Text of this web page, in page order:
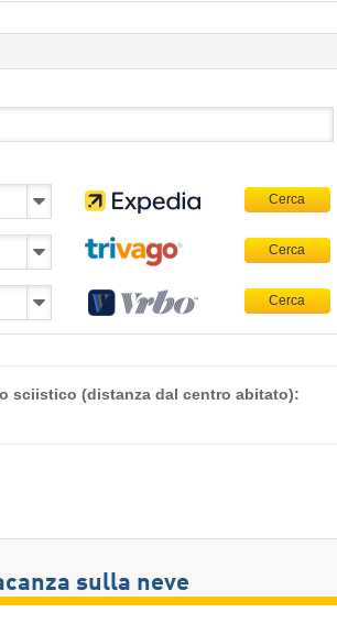
sciistico (distanza dal centro abitato):
sulla neve